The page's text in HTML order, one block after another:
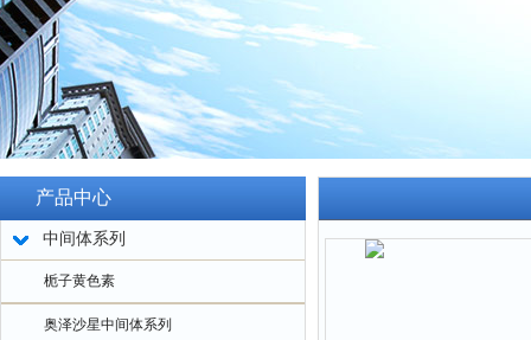
产品中心
中间体系列
栀子黄色素
奥泽沙星中间体系列